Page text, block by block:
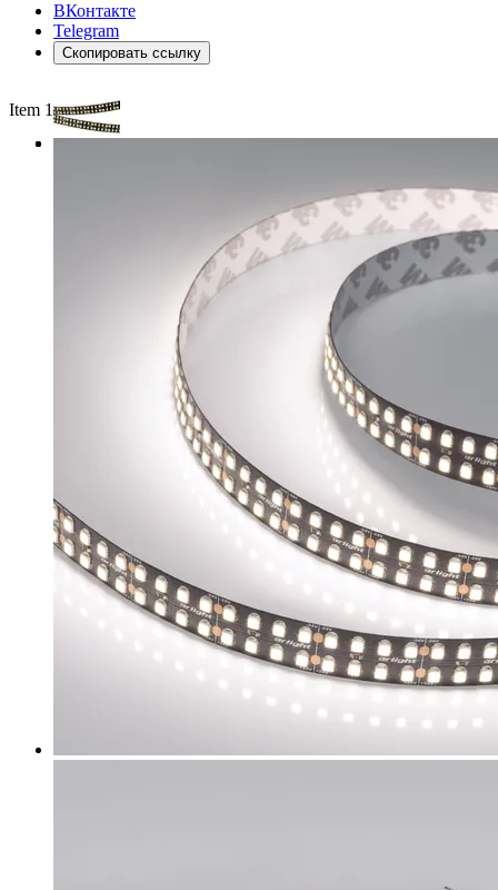
ВКонтакте
Telegram
Скопировать ссылку
Item 1 of 3